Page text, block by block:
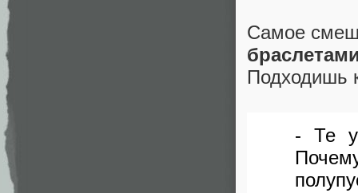
Самое
Подходишь
- Те